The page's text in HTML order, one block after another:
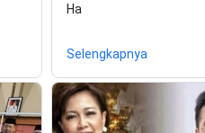
Ha
Selengkapnya